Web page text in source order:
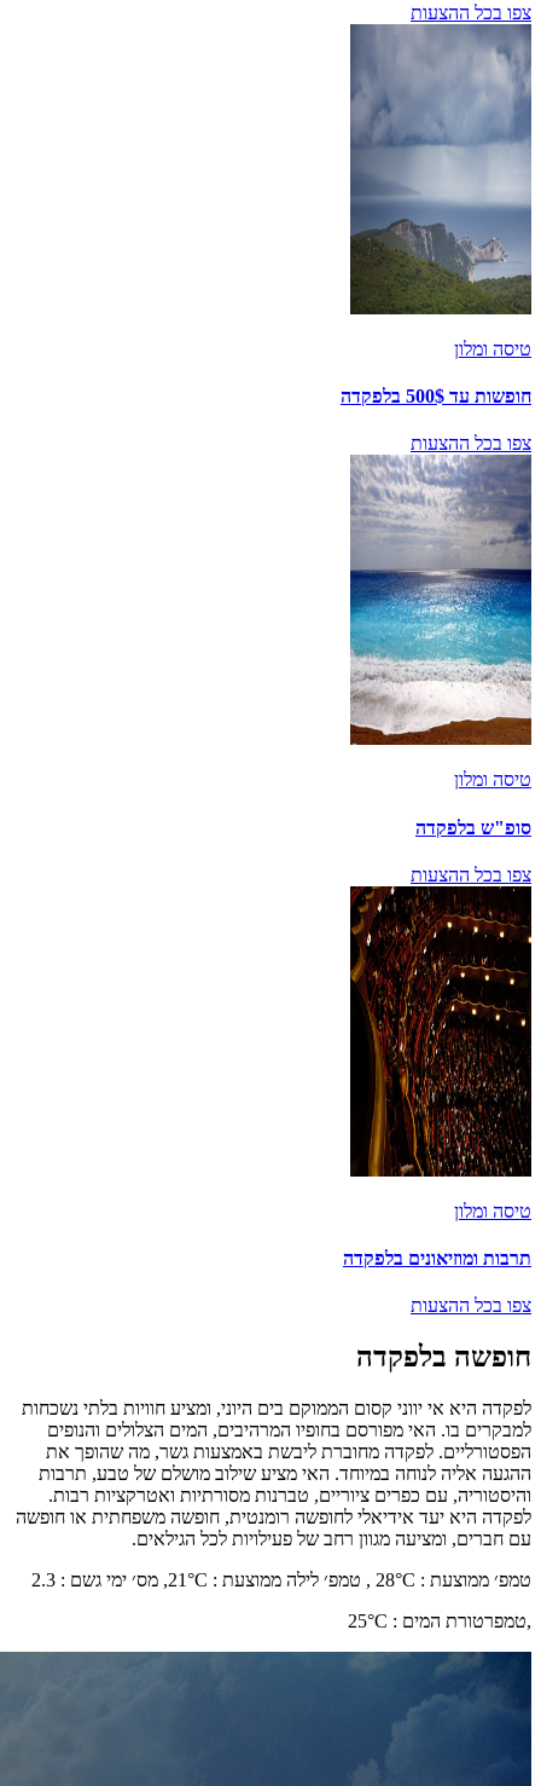
צפו בכל ההצעות
טיסה ומלון
חופשות עד 500$ בלפקדה
צפו בכל ההצעות
טיסה ומלון
סופ"ש בלפקדה
צפו בכל ההצעות
טיסה ומלון
תרבות ומוזיאונים בלפקדה
צפו בכל ההצעות
חופשה בלפקדה
לפקדה היא אי יווני קסום הממוקם בים היוני, ומציע חוויות בלתי נשכחות
למבקרים בו. האי מפורסם בחופיו המרהיבים, המים הצלולים והנופים
הפסטורליים. לפקדה מחוברת ליבשת באמצעות גשר, מה שהופך את
ההגעה אליה לנוחה במיוחד. האי מציע שילוב מושלם של טבע, תרבות
והיסטוריה, עם כפרים ציוריים, טברנות מסורתיות ואטרקציות רבות.
לפקדה היא יעד אידיאלי לחופשה רומנטית, חופשה משפחתית או חופשה
עם חברים, ומציעה מגוון רחב של פעילויות לכל הגילאים.
טמפ׳ ממוצעת :
28°C , טמפ׳ לילה ממוצעת :
21°C, מס׳ ימי גשם :
2.3
,טמפרטורת המים :
25°C